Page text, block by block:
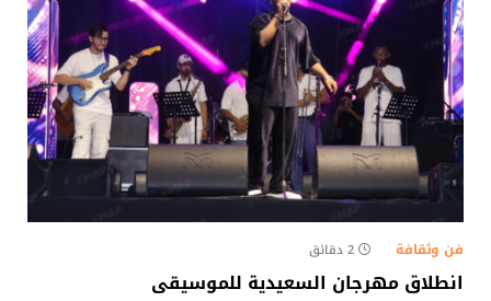
فن وثقافة 2 دقائق
انطلاق مهرجان السعيدية للموسيقى